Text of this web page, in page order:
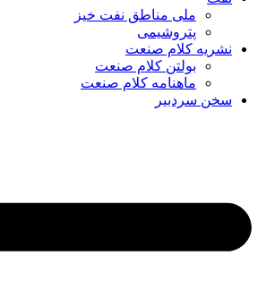
ملی مناطق نفت خیز
پتروشیمی
نشریه کلام صنعت
بولتن کلام صنعت
ماهنامه کلام صنعت
سخن سردبیر